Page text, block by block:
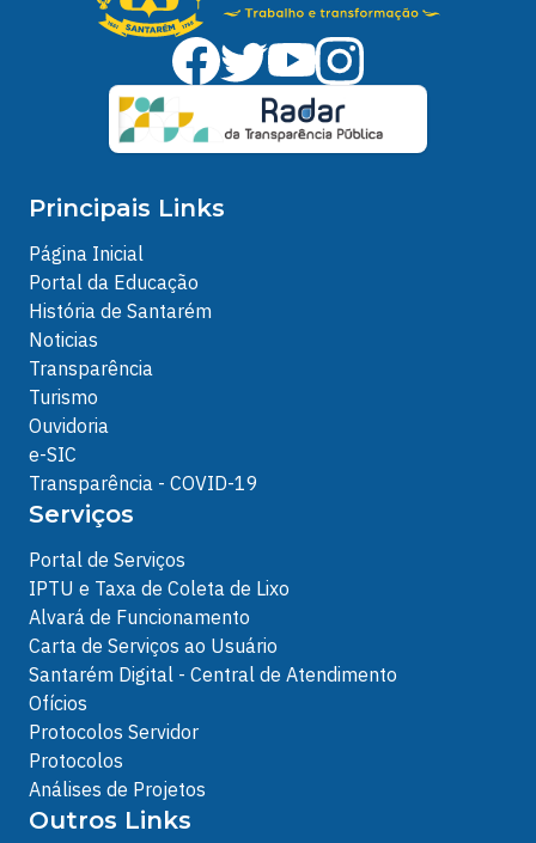
Principais Links
Página Inicial
Portal da Educação
História de Santarém
Noticias
Transparência
Turismo
Ouvidoria
e-SIC
Transparência - COVID-19
Serviços
Portal de Serviços
IPTU e Taxa de Coleta de Lixo
Alvará de Funcionamento
Carta de Serviços ao Usuário
Santarém Digital - Central de Atendimento
Ofícios
Protocolos Servidor
Protocolos
Análises de Projetos
Outros Links